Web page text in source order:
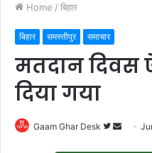
Home / बिहार
बिहार समस्तीपुर समाचार
मतदान दिवस
दिया गया
Gaam Ghar Desk
Follow
Send